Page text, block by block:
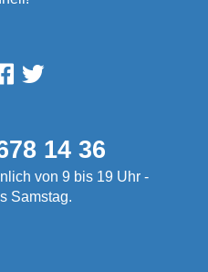
14 36
von 9 bis 19 Uhr -
Samstag.